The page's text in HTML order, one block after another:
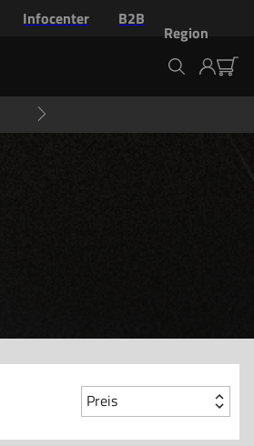
Infocenter B2B
Region
Preis